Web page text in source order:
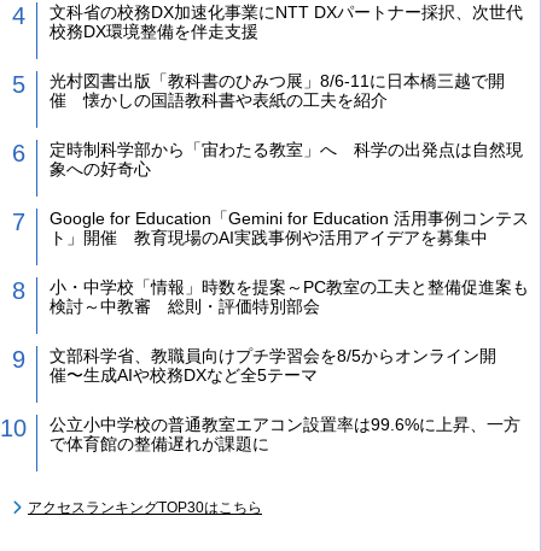
文科省の校務DX加速化事業にNTT DXパートナー採択、次世代
校務DX環境整備を伴走支援
光村図書出版「教科書のひみつ展」8/6-11に日本橋三越で開
催 懐かしの国語教科書や表紙の工夫を紹介
定時制科学部から「宙わたる教室」へ 科学の出発点は自然現
象への好奇心
Google for Education「Gemini for Education 活用事例コンテス
ト」開催 教育現場のAI実践事例や活用アイデアを募集中
小・中学校「情報」時数を提案～PC教室の工夫と整備促進案も
検討～中教審 総則・評価特別部会
文部科学省、教職員向けプチ学習会を8/5からオンライン開
催〜生成AIや校務DXなど全5テーマ
公立小中学校の普通教室エアコン設置率は99.6%に上昇、一方
で体育館の整備遅れが課題に
アクセスランキングTOP30はこちら